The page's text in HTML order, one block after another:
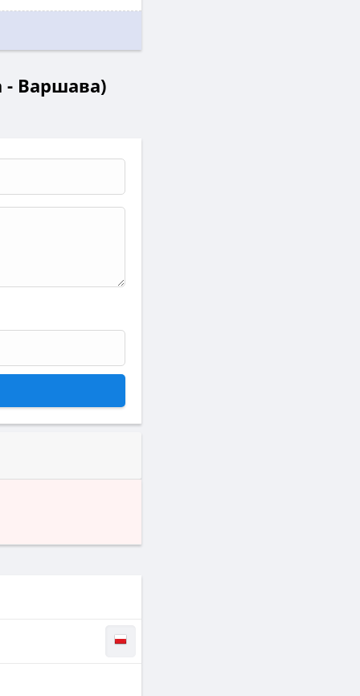
- Варшава)